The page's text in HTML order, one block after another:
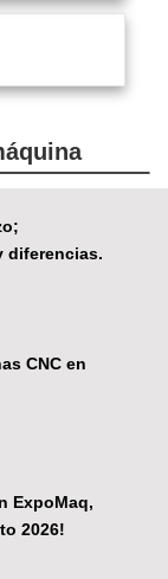
diferencias.
CNC en
ExpoMaq,
2026!